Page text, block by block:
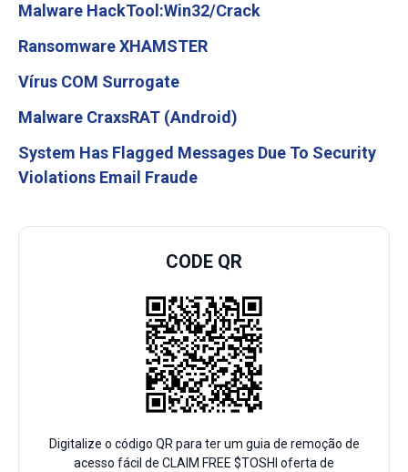
Malware HackTool:Win32/Crack
Ransomware XHAMSTER
Vírus COM Surrogate
Malware CraxsRAT (Android)
System Has Flagged Messages Due To Security
Violations Email Fraude
CODE QR
Digitalize o código QR para ter um guia de remoção de
acesso fácil de CLAIM FREE $TOSHI oferta de